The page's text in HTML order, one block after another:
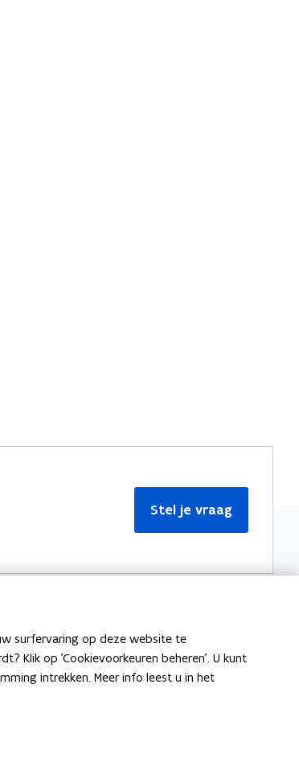
Stel je vraag
Meer informatie
Over Team Taaladvies
surfervaring op deze website te
Klik op 'Cookievoorkeuren beheren'. U kunt
intrekken. Meer info leest u in het